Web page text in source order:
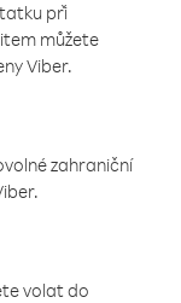
při
můžete
Viber.
zahraniční
volat do